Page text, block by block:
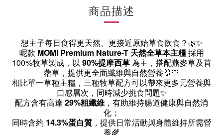
商品描述
想主子每日食得更天然、更接近原始草食飲食？🌿✨
呢款 MOMI Premium Nature-T 天然全草本主糧採用
100%牧草製成，以 90%提摩西草為主，搭配燕麥草及苜
蓿草，提供更全面纖維與自然營養🐰💛
相比單一草種主糧，三種牧草配方可以帶來更多元營養與
口感層次，同時減少挑食問題✨
配方含有高達 29%粗纖維 ，有助維持腸道健康與自然消
化；
同時含約 14.3%蛋白質，提供日常活動與身體維持所需營
養🌾